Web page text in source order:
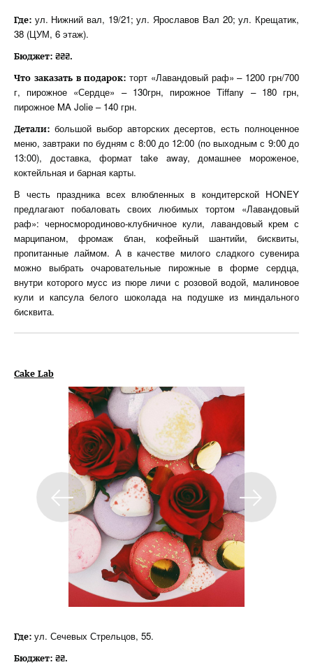
Где: ул. Нижний вал, 19/21; ул. Ярославов Вал 20; ул. Крещатик,
38 (ЦУМ, 6 этаж).
Бюджет: ₴₴₴.
Что заказать в подарок: торт «Лавандовый раф» – 1200 грн/700
г, пирожное «Сердце» – 130грн, пирожное Tiffany – 180 грн,
пирожное MA Jolie – 140 грн.
Детали: большой выбор авторских десертов, есть полноценное
меню, завтраки по будням с 8:00 до 12:00 (по выходным с 9:00 до
13:00), доставка, формат take away, домашнее мороженое,
коктейльная и барная карты.
В честь праздника всех влюбленных в кондитерской HONEY
предлагают побаловать своих любимых тортом «Лавандовый
раф»: черносмородиново-клубничное кули, лавандовый крем с
марципаном, фромаж блан, кофейный шантийи, бисквиты,
пропитанные лаймом. А в качестве милого сладкого сувенира
можно выбрать очаровательные пирожные в форме сердца,
внутри которого мусс из пюре личи с розовой водой, малиновое
кули и капсула белого шоколада на подушке из миндального
бисквита.
Cake Lab
Где: ул. Сечевых Стрельцов, 55.
Бюджет: ₴₴.